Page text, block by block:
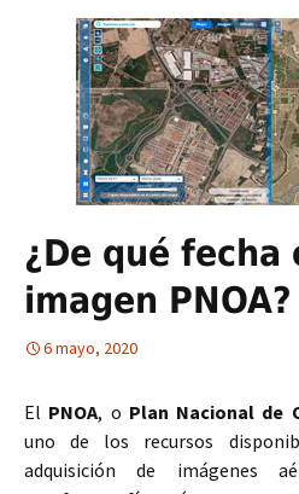
¿De qué fecha
imagen PNOA?
6 mayo, 2020
El PNOA, o Plan Nacional de
uno de los recursos
adquisición de imágenes